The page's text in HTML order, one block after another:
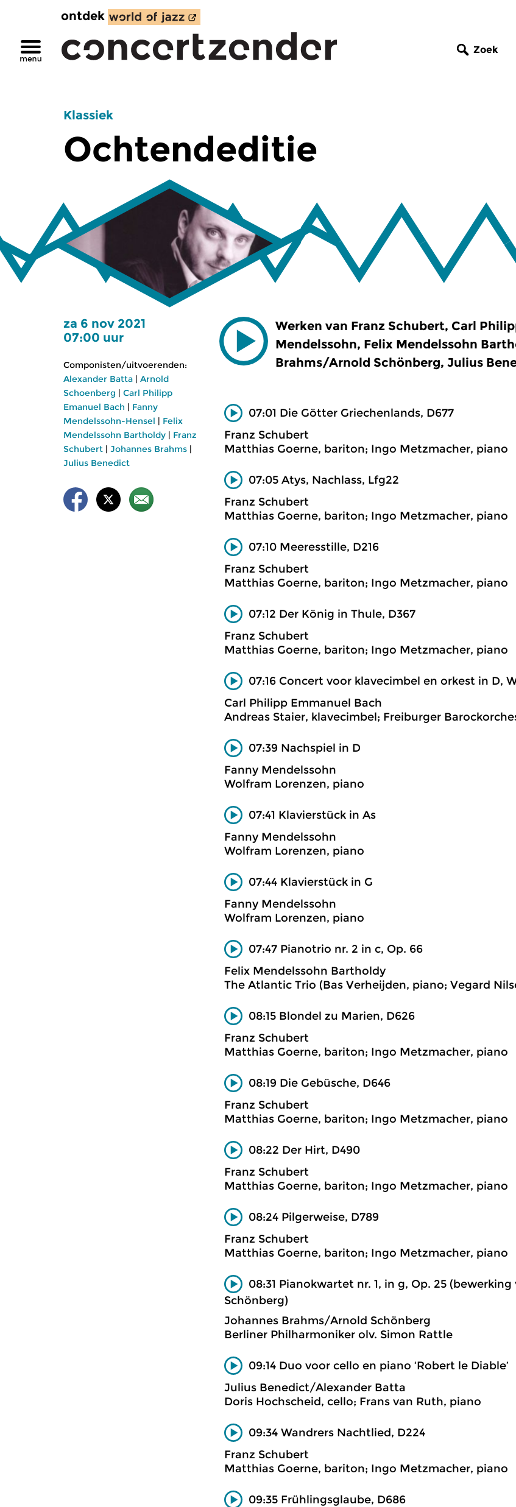
ontdek
Zoek
Klassiek
Ochtendeditie
za 6 nov 2021
07:00 uur
Componisten/uitvoerenden:
Alexander Batta | Arnold
Schoenberg | Carl Philipp
Emanuel Bach | Fanny
Mendelssohn-Hensel | Felix
Mendelssohn Bartholdy | Franz
Schubert | Johannes Brahms |
Julius Benedict
Werken van Franz Schubert, Carl
Mendelssohn, Felix Mendelssohn
Brahms/Arnold Schönberg, Julius
07:01 Die Götter Griechenlands, D677
Franz Schubert
Matthias Goerne, bariton; Ingo Metzmacher, piano
07:05 Atys, Nachlass, Lfg22
Franz Schubert
Matthias Goerne, bariton; Ingo Metzmacher, piano
07:10 Meeresstille, D216
Franz Schubert
Matthias Goerne, bariton; Ingo Metzmacher, piano
07:12 Der König in Thule, D367
Franz Schubert
Matthias Goerne, bariton; Ingo Metzmacher, piano
07:16 Concert voor klavecimbel en orkest in D,
Carl Philipp Emmanuel Bach
Andreas Staier, klavecimbel; Freiburger
07:39 Nachspiel in D
Fanny Mendelssohn
Wolfram Lorenzen, piano
07:41 Klavierstück in As
Fanny Mendelssohn
Wolfram Lorenzen, piano
07:44 Klavierstück in G
Fanny Mendelssohn
Wolfram Lorenzen, piano
07:47 Pianotrio nr. 2 in c, Op. 66
Felix Mendelssohn Bartholdy
The Atlantic Trio (Bas Verheijden, piano; Vegard
08:15 Blondel zu Marien, D626
Franz Schubert
Matthias Goerne, bariton; Ingo Metzmacher, piano
08:19 Die Gebüsche, D646
Franz Schubert
Matthias Goerne, bariton; Ingo Metzmacher, piano
08:22 Der Hirt, D490
Franz Schubert
Matthias Goerne, bariton; Ingo Metzmacher, piano
08:24 Pilgerweise, D789
Franz Schubert
Matthias Goerne, bariton; Ingo Metzmacher, piano
08:31 Pianokwartet nr. 1, in g, Op. 25
Schönberg)
Johannes Brahms/Arnold Schönberg
Berliner Philharmoniker olv. Simon Rattle
09:14 Duo voor cello en piano ‘Robert le Diable’
Julius Benedict/Alexander Batta
Doris Hochscheid, cello; Frans van Ruth, piano
09:34 Wandrers Nachtlied, D224
Franz Schubert
Matthias Goerne, bariton; Ingo Metzmacher, piano
09:35 Frühlingsglaube, D686